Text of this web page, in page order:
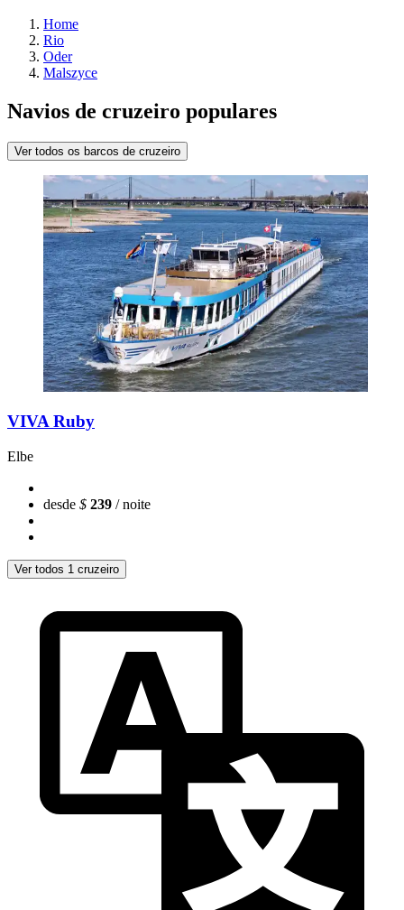
Home
Rio
Oder
Malszyce
Navios de cruzeiro populares
Ver todos os barcos de cruzeiro
VIVA Ruby
Elbe
desde $ 239 / noite
Ver todos 1 cruzeiro